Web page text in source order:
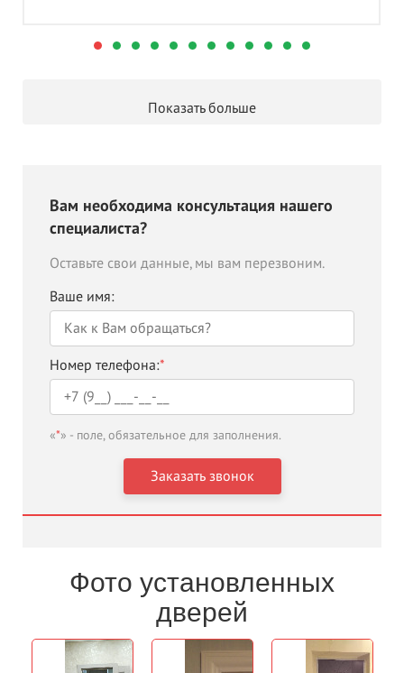
Показать больше
Вам необходима консультация нашего
специалиста?
Оставьте свои данные, мы вам перезвоним.
Ваше имя:
Номер телефона:*
«*» - поле, обязательное для заполнения.
Фото установленных
дверей